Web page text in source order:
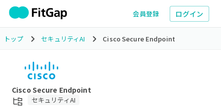
会員登録 ログイン
トップ セキュリティAI Cisco Secure Endpoint
Cisco Secure Endpoint
セキュリティAI